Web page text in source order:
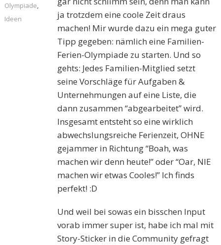
ja trotzdem eine coole Zeit draus
machen! Mir wurde dazu ein mega guter
Tipp gegeben: nämlich eine Familien-
Ferien-Olympiade zu starten. Und so
gehts: Jedes Familien-Mitglied setzt
seine Vorschläge für Aufgaben &
Unternehmungen auf eine Liste, die
dann zusammen “abgearbeitet” wird.
Insgesamt entsteht so eine wirklich
abwechslungsreiche Ferienzeit, OHNE
gejammer in Richtung “Boah, was
machen wir denn heute!” oder “Oar, NIE
machen wir etwas Cooles!” Ich finds
perfekt! :D
Und weil bei sowas ein bisschen Input
vorab immer super ist, habe ich mal mit
Story-Sticker in die Community gefragt
Olympiade,
Ideen